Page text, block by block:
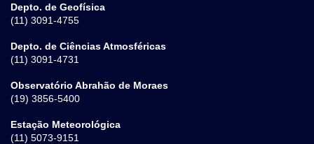
Depto. de Geofísica
(11) 3091-4755
Depto. de Ciências Atmosféricas
(11) 3091-4731
Observatório Abrahão de Moraes
(19) 3856-5400
Estação Meteorológica
(11) 5073-9151